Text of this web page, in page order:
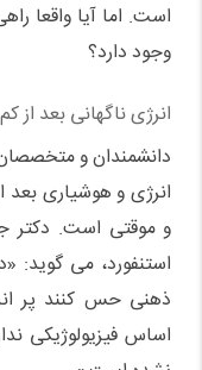
است. اما آیا واقعا
وجود دارد؟
انرژی ناگهانی بعد
دانشمندان و
انرژی و هوشیاری
و موقتی است. دکتر
استنفورد، می
ذهنی حس کنند پر
اساس فیزیولوژیکی